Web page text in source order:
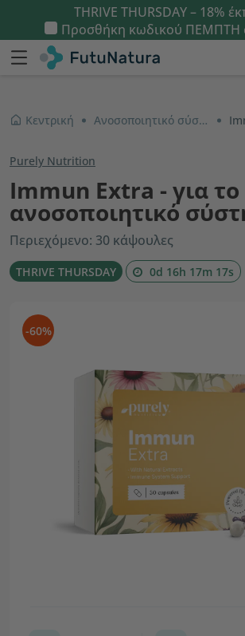
THRIVE THURSDAY – 18%
Προσθήκη κωδικού ΠΕΜΠΤΗ
Κεντρική Ανοσοποιητικό σύστημα και ενέργεια
Purely Nutrition
Immun Extra - για το
ανοσοποιητικό
Περιεχόμενο: 30 κάψουλες
THRIVE THURSDAY 0d 16h 17m 16s
-60%